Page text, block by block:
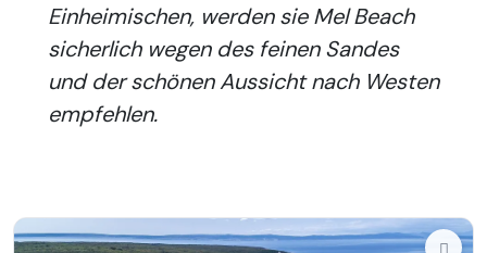
Einheimischen, werden sie Mel Beach
sicherlich wegen des feinen Sandes
und der schönen Aussicht nach Westen
empfehlen.